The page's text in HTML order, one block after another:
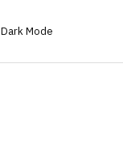
Dark Mode